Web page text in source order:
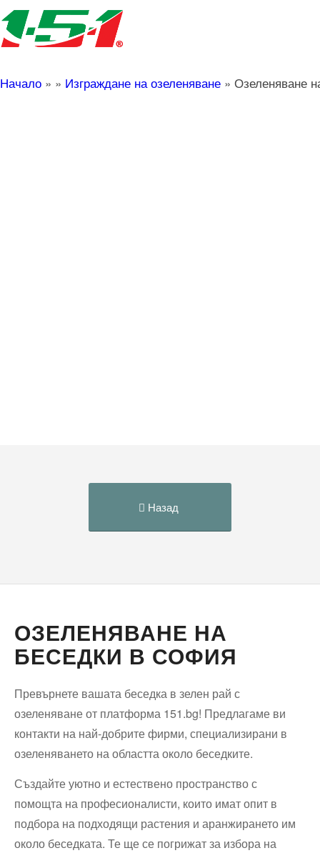
Начало » » Изграждане на озеленяване » Озеленяване
Назад
ОЗЕЛЕНЯВАНЕ НА
БЕСЕДКИ В СОФИЯ
Превърнете вашата беседка в зелен рай с
озеленяване от платформа 151.bg! Предлагаме ви
контакти на най-добрите фирми, специализирани в
озеленяването на областта около беседките.
Създайте уютно и естествено пространство с
помощта на професионалисти, които имат опит в
подбора на подходящи растения и аранжирането им
около беседката. Те ще се погрижат за избора на